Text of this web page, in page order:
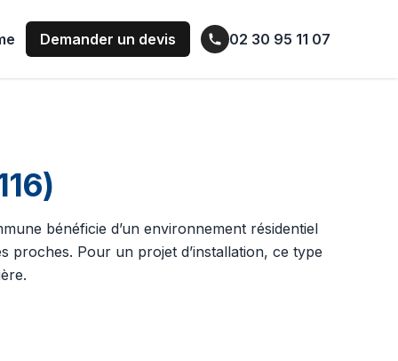
Demander un devis 02 30 95 11 07
bénéficie d’un environnement résidentiel
proches. Pour un projet d’installation, ce type